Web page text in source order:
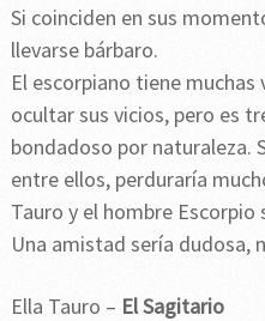
Si coinciden en sus
llevarse bárbaro.
El escorpiano tiene
ocultar sus vicios, pero es
bondadoso por naturaleza.
entre ellos, perduraría
Tauro y el hombre
Una amistad sería dudosa,
Ella Tauro – El Sagitario